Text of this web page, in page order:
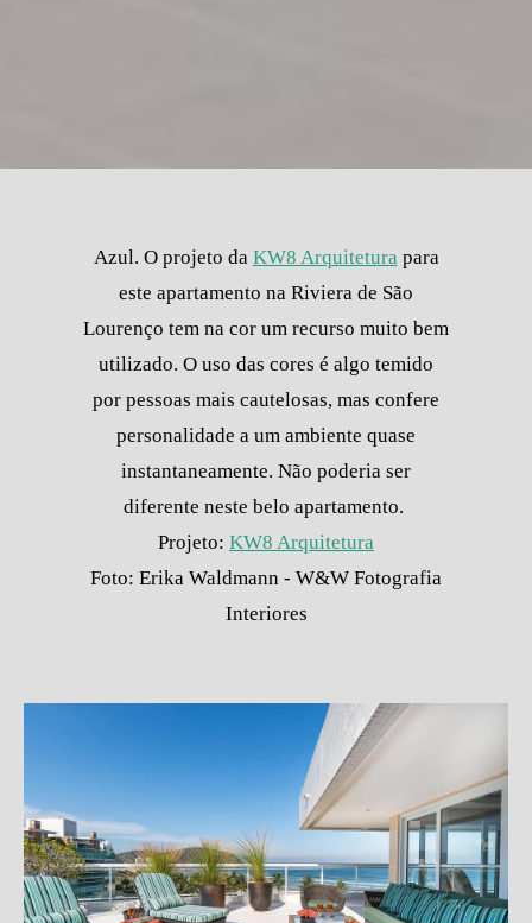
Azul. O projeto da KW8 Arquitetura para
este apartamento na Riviera de São
Lourenço tem na cor um recurso muito bem
utilizado. O uso das cores é algo temido
por pessoas mais cautelosas, mas confere
personalidade a um ambiente quase
instantaneamente. Não poderia ser
diferente neste belo apartamento.
Projeto: KW8 Arquitetura
Foto: Erika Waldmann - W&W Fotografia
Interiores